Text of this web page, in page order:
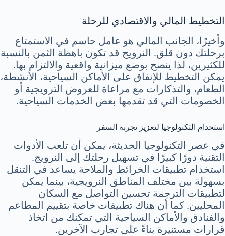
التخطيط المالي والاقتصادي للرحلة
وأخيرًا، الجانب المالي هو عامل حاسم في الاستمتاع
برحلتك دون قلق. النرويج قد تكون باهظة الثمن بالنسبة
للكثيرين، لذا ينصح بوضع ميزانية واقعية والالتزام بها.
يمكن التخطيط للإنفاق على الأماكن السياحية، الأنشطة،
الطعام، والتذكارات مع مراعاة للعروض الترويجية أو
الخصومات التي قد تقدمها بعض الخدمات السياحية.
استخدام التكنولوجيا لتعزيز تجربة السفر
في عصر التكنولوجيا الحديثة، يمكن أن تلعب الأدوات
التقنية دورًا كبيرًا في تسهيل رحلتك إلى النرويج.
استخدام تطبيقات الخرائط والملاحة يساعد في التنقل
بسهولة بين مختلف المناطق النرويجية، بينما يمكن
لتطبيقات الترجمة تحسين التواصل مع السكان
المحليين. كما أن هناك تطبيقات خاصة بتقييم المطاعم
والفنادق والأماكن السياحية التي تمكنك من اتخاذ
قرارات مستنيرة بناءً على تجارب الآخرين.